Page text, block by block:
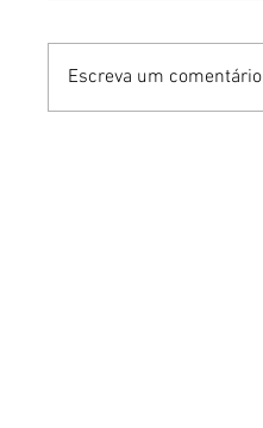
Escreva um comentário